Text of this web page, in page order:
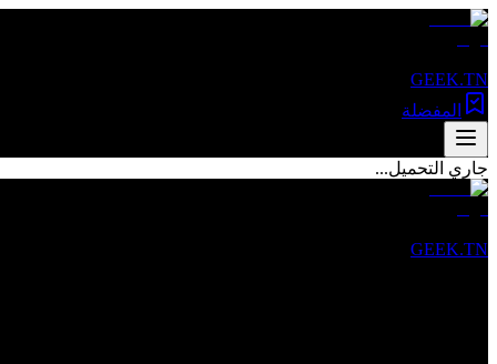
GEEK.TN
المفضلة
جاري التحميل...
GEEK.TN